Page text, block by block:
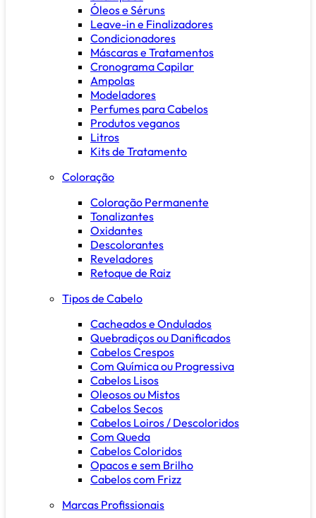
Óleos e Séruns
Leave-in e Finalizadores
Condicionadores
Máscaras e Tratamentos
Cronograma Capilar
Ampolas
Modeladores
Perfumes para Cabelos
Produtos veganos
Litros
Kits de Tratamento
Coloração
Coloração Permanente
Tonalizantes
Oxidantes
Descolorantes
Reveladores
Retoque de Raiz
Tipos de Cabelo
Cacheados e Ondulados
Quebradiços ou Danificados
Cabelos Crespos
Com Química ou Progressiva
Cabelos Lisos
Oleosos ou Mistos
Cabelos Secos
Cabelos Loiros / Descoloridos
Com Queda
Cabelos Coloridos
Opacos e sem Brilho
Cabelos com Frizz
Marcas Profissionais